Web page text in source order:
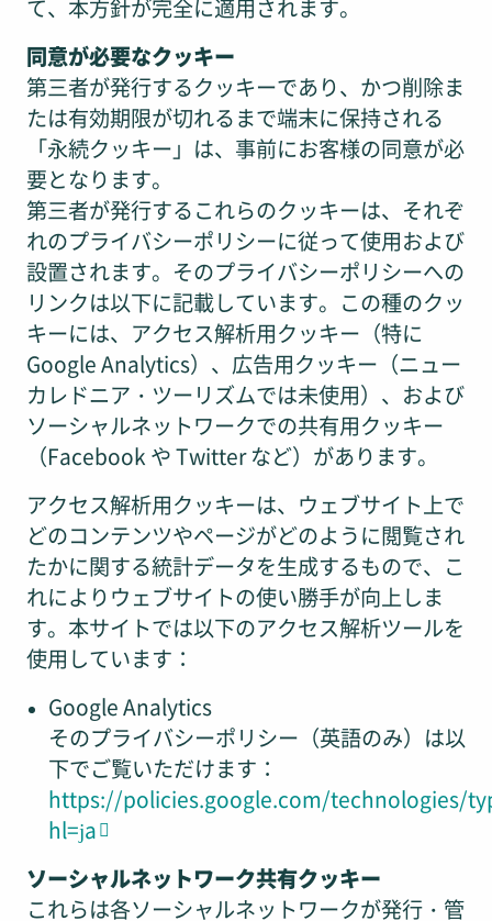
て、本方針が完全に適用されます。
同意が必要なクッキー
第三者が発行するクッキーであり、かつ削除ま
たは有効期限が切れるまで端末に保持される
「永続クッキー」は、事前にお客様の同意が必
要となります。
第三者が発行するこれらのクッキーは、それぞ
れのプライバシーポリシーに従って使用および
設置されます。そのプライバシーポリシーへの
リンクは以下に記載しています。この種のクッ
キーには、アクセス解析用クッキー（特に
Google Analytics）、広告用クッキー（ニュー
カレドニア・ツーリズムでは未使用）、および
ソーシャルネットワークでの共有用クッキー
（Facebook や Twitter など）があります。
アクセス解析用クッキーは、ウェブサイト上で
どのコンテンツやページがどのように閲覧され
たかに関する統計データを生成するもので、こ
れによりウェブサイトの使い勝手が向上しま
す。本サイトでは以下のアクセス解析ツールを
使用しています：
Google Analytics
そのプライバシーポリシー（英語のみ）は以
下でご覧いただけます：
https://policies.google.com/technologies/
hl=ja
ソーシャルネットワーク共有クッキー
これらは各ソーシャルネットワークが発行・管